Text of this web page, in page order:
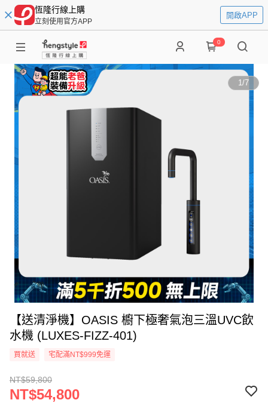
恆隆行線上購
立刻使用官方APP
開啟APP
0
1/7
【送清淨機】OASIS 櫥下極奢氣泡三溫UVC飲
水機 (LUXES-FIZZ-401)
買就送 宅配滿NT$999免運
NT$59,800
NT$54,800